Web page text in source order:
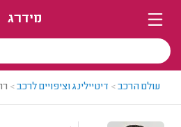
מידרג
עולם הרכב> דיטיילינג וציפויים לרכב>